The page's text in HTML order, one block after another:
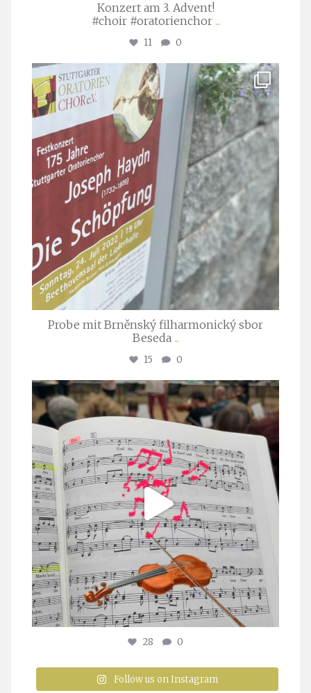
Konzert am 3. Advent!
#choir #oratorienchor ...
11 0
stuttgarter_oratorienchor
Juli 23
Probe mit Brněnský filharmonický sbor
Beseda ...
15 0
stuttgarter_oratorienchor
Juli 23
28 0
Follow us on Instagram